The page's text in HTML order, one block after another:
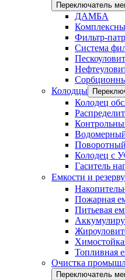
Переключатель
ДАМБА
Фильтр-
Система
Колодцы
Колодец
Колодец с
Гаситель
Емкости и
Пожарная
Питьевая
Топливная
Очистка
Переключатель